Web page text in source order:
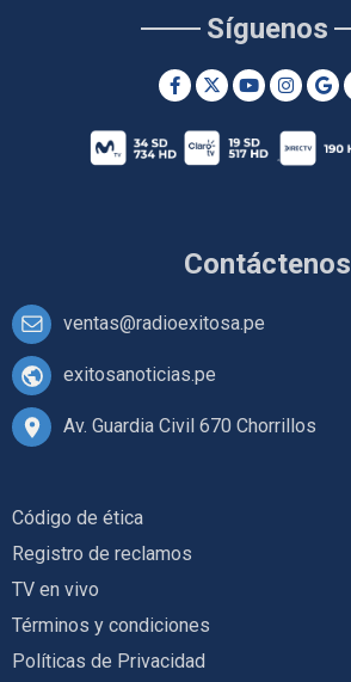
Contáctenos
ventas@radioexitosa.pe
exitosanoticias.pe
Av. Guardia Civil 670 Chorrillos
Síguenos
Código de ética
Registro de reclamos
TV en vivo
Términos y condiciones
Políticas de Privacidad